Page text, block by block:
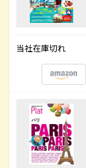
当社在庫切れ